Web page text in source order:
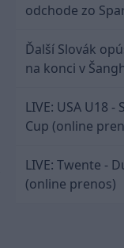
odchode zo
Ďalší Slovák
na konci v
LIVE: USA U18 -
Cup (online
LIVE: Twente -
(online prenos)